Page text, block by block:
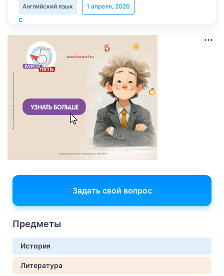
Английский язык 1 апреля, 2026
Задать свой вопрос
Предметы
История
Литература